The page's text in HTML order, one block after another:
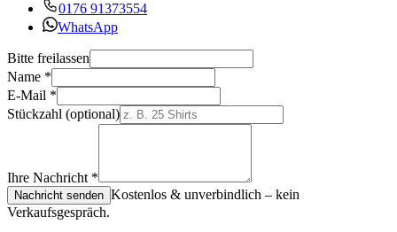
0176 91373554
WhatsApp
Bitte freilassen
Name *
E-Mail *
Stückzahl (optional)
Ihre Nachricht *
Nachricht senden Kostenlos & unverbindlich – kein
Verkaufsgespräch.